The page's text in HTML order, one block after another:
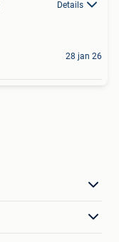
Details
28 jan 26